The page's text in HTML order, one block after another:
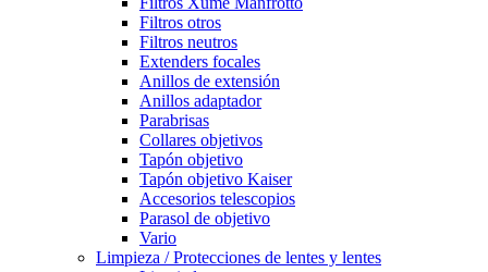
Filtros otros
Filtros neutros
Extenders focales
Anillos de extensión
Anillos adaptador
Parabrisas
Collares objetivos
Tapón objetivo
Tapón objetivo Kaiser
Accesorios telescopios
Parasol de objetivo
Vario
Limpieza / Protecciones de lentes y lentes